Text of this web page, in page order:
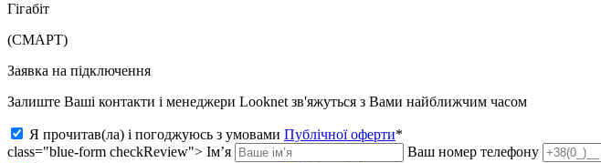
Гігабіт
(СМАРТ)
Заявка на підключення
Залиште Ваші контакти і менеджери Looknet зв'яжуться з Вами найближчим часом
Я прочитав(ла) і погоджуюсь з умовами Публічної оферти*
class="blue-form checkReview"> Ім’я Ваш номер телефону